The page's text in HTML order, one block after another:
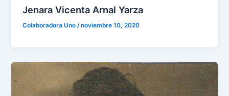
Jenara Vicenta Arnal Yarza
Colaboradora Uno/noviembre 10, 2020